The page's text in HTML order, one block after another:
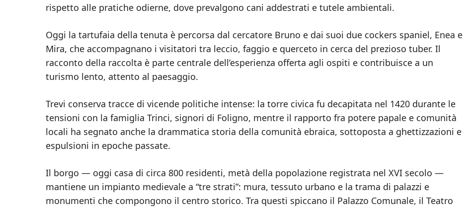
rispetto alle pratiche odierne, dove prevalgono cani addestrati e tutele ambientali.
Oggi la tartufaia della tenuta è percorsa dal cercatore Bruno e dai suoi due cockers spaniel, Enea e
Mira, che accompagnano i visitatori tra leccio, faggio e querceto in cerca del prezioso tuber. Il
racconto della raccolta è parte centrale dell’esperienza offerta agli ospiti e contribuisce a un
turismo lento, attento al paesaggio.
Trevi conserva tracce di vicende politiche intense: la torre civica fu decapitata nel 1420 durante le
tensioni con la famiglia Trinci, signori di Foligno, mentre il rapporto fra potere papale e comunità
locali ha segnato anche la drammatica storia della comunità ebraica, sottoposta a ghettizzazioni e
espulsioni in epoche passate.
Il borgo — oggi casa di circa 800 residenti, metà della popolazione registrata nel XVI secolo —
mantiene un impianto medievale a “tre strati”: mura, tessuto urbano e la trama di palazzi e
monumenti che compongono il centro storico. Tra questi spiccano il Palazzo Comunale, il Teatro